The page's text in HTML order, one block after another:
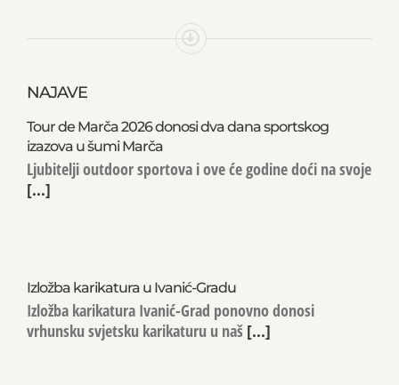
NAJAVE
Tour de Marča 2026 donosi dva dana sportskog
izazova u šumi Marča
Ljubitelji outdoor sportova i ove će godine doći na svoje
[...]
Izložba karikatura u Ivanić-Gradu
Izložba karikatura Ivanić-Grad ponovno donosi
vrhunsku svjetsku karikaturu u naš [...]